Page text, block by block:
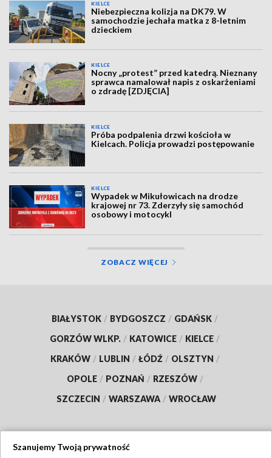
KIELCE
Niebezpieczna kolizja na DK79. W
samochodzie jechała matka z 8-letnim
dzieckiem
KIELCE
Nocny „protest” przed katedrą. Nieznany
sprawca namalował napis z oskarżeniami
o zdradę [ZDJĘCIA]
KIELCE
Próba podpalenia drzwi kościoła w
Kielcach. Policja prowadzi postępowanie
KIELCE
Wypadek w Mikułowicach na drodze
krajowej nr 73. Zderzyły się samochód
osobowy i motocykl
ZOBACZ WIĘCEJ
BIAŁYSTOK / BYDGOSZCZ / GDAŃSK /
GORZÓW WLKP. / KATOWICE / KIELCE /
KRAKÓW / LUBLIN / ŁÓDŹ / OLSZTYN /
OPOLE / POZNAŃ / RZESZÓW /
SZCZECIN / WARSZAWA / WROCŁAW
Szanujemy Twoją prywatność